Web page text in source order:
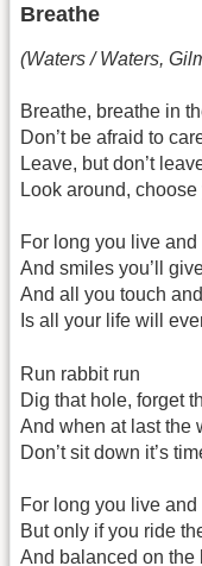
Breathe
(Waters / Waters,
Breathe, breathe in
Don’t be afraid to
Leave, but don’t
Look around,
For long you live
And smiles you’ll
And all you touch
Is all your life will
Run rabbit run
Dig that hole, forget
And when at last the
Don’t sit down it’s
For long you live
But only if you ride
And balanced on the